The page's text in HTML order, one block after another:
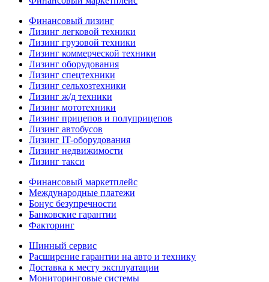
Финансовый лизинг
Лизинг легковой техники
Лизинг грузовой техники
Лизинг коммерческой техники
Лизинг оборудования
Лизинг спецтехники
Лизинг сельхозтехники
Лизинг ж/д техники
Лизинг мототехники
Лизинг прицепов и полуприцепов
Лизинг автобусов
Лизинг IT-оборудования
Лизинг недвижимости
Лизинг такси
Финансовый маркетплейс
Международные платежи
Бонус безупречности
Банковские гарантии
Факторинг
Шинный сервис
Расширение гарантии на авто и технику
Доставка к месту эксплуатации
Мониторинговые системы